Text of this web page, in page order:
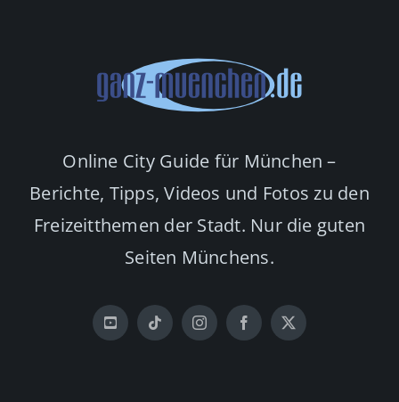
Online City Guide für München –
Berichte, Tipps, Videos und Fotos zu den
Freizeitthemen der Stadt. Nur die guten
Seiten Münchens.